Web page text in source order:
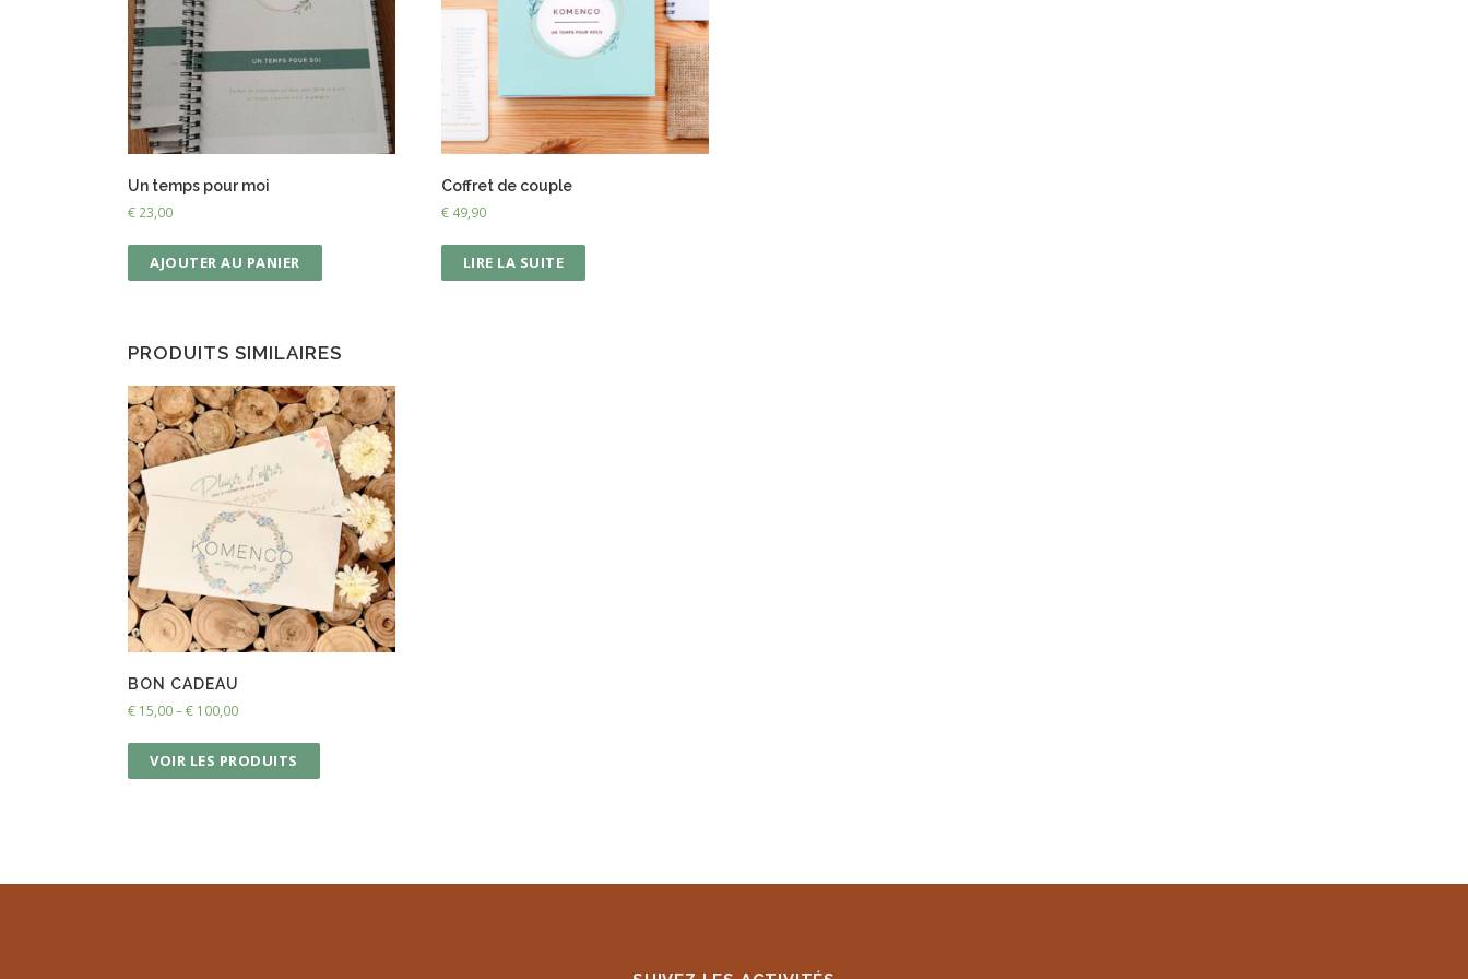
Un temps pour moi
€ 23,00
AJOUTER AU PANIER
Coffret de couple
€49,90
LIRE LA SUITE
PRODUITS SIMILAIRES
BON CADEAU
€ 15,00–€ 100,00
VOIR LES PRODUITS